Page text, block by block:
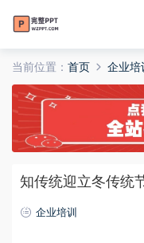
当前位置： 首页 企业培
知传统迎立冬传统
企业培训